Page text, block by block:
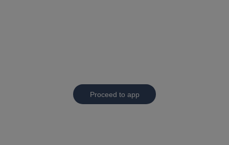
Proceed to app